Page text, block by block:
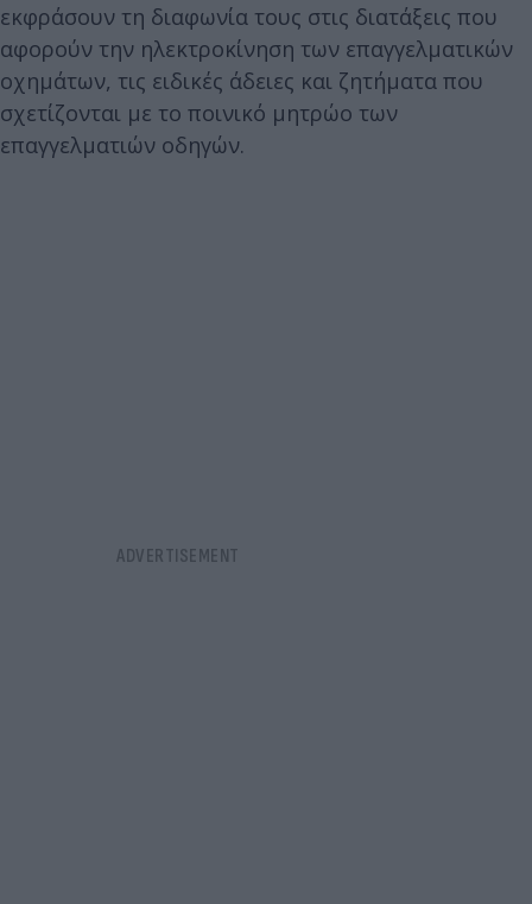
εκφράσουν τη διαφωνία τους στις διατάξεις που
αφορούν την ηλεκτροκίνηση των επαγγελματικών
οχημάτων, τις ειδικές άδειες και ζητήματα που
σχετίζονται με το ποινικό μητρώο των
επαγγελματιών οδηγών.